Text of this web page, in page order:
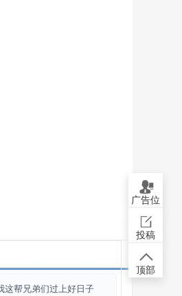
这帮兄弟们过上好日子
广告位
投稿
顶部